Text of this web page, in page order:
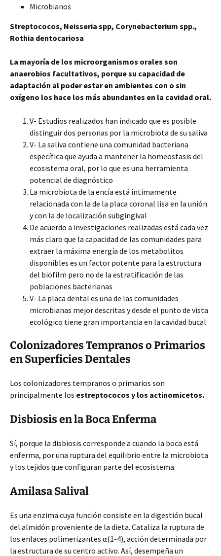
Microbianos
Streptococos, Neisseria spp, Corynebacterium spp.,
Rothia dentocariosa
La mayoría de los microorganismos orales son
anaerobios facultativos, porque su capacidad de
adaptación al poder estar en ambientes con o sin
oxígeno los hace los más abundantes en la cavidad oral.
V- Estudios realizados han indicado que es posible
distinguir dos personas por la microbiota de su saliva
V- La saliva contiene una comunidad bacteriana
específica que ayuda a mantener la homeostasis del
ecosistema oral, por lo que es una herramienta
potencial de diagnóstico
La microbiota de la encía está íntimamente
relacionada con la de la placa coronal lisa en la unión
y con la de localización subgingival
De acuerdo a investigaciones realizadas está cada vez
más claro que la capacidad de las comunidades para
extraer la máxima energía de los metabolitos
disponibles es un factor potente para la estructura
del biofilm pero no de la estratificación de las
poblaciones bacterianas
V- La placa dental es una de las comunidades
microbianas mejor descritas y desde el punto de vista
ecológico tiene gran importancia en la cavidad bucal
Colonizadores Tempranos o Primarios
en Superficies Dentales
Los colonizadores tempranos o primarios son
principalmente los estreptococos y los actinomicetos.
Disbiosis en la Boca Enferma
Sí, porque la disbiosis corresponde a cuando la boca está
enferma, por una ruptura del equilibrio entre la microbiota
y los tejidos que configuran parte del ecosistema.
Amilasa Salival
Es una enzima cuya función consiste en la digestión bucal
del almidón proveniente de la dieta. Cataliza la ruptura de
los enlaces polimerizantes α(1-4), acción determinada por
la estructura de su centro activo. Así, desempeña un